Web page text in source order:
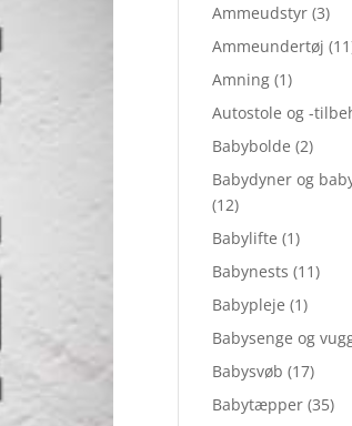
Ammeudstyr (3)
Ammeundertøj
Amning (1)
Autostole og -
Babybolde (2)
Babydyner og
(12)
Babylifte (1)
Babynests (11)
Babypleje (1)
Babysenge og
Babysvøb (17)
Babytæpper (35)